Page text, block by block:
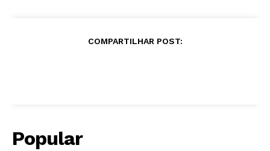
COMPARTILHAR POST:
Popular